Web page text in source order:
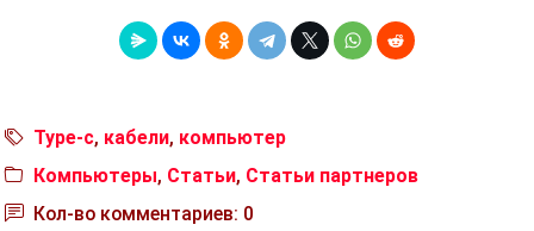
Type-c, кабели, компьютер
Компьютеры, Статьи, Статьи партнеров
Кол-во комментариев: 0